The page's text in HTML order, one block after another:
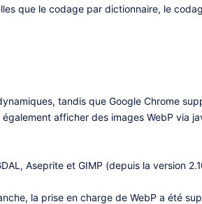
que le codage par dictionnaire, le
tandis que Google Chrome
afficher des images WebP via
Aseprite et GIMP (depuis la version
la prise en charge de WebP a été